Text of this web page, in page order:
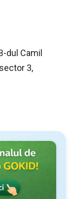
dul Camil
3,